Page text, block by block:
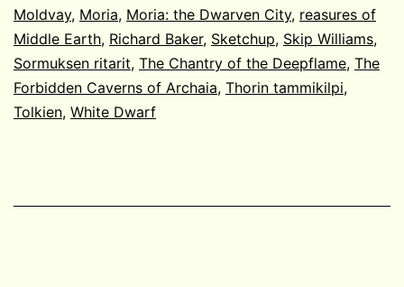
Moldvay, Moria, Moria: the Dwarven City, reasures of
Middle Earth, Richard Baker, Sketchup, Skip Williams,
Sormuksen ritarit, The Chantry of the Deepflame, The
Forbidden Caverns of Archaia, Thorin tammikilpi,
Tolkien, White Dwarf